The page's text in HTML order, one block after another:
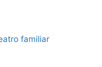
familiar